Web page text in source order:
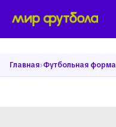
Главная›Футбольная форма